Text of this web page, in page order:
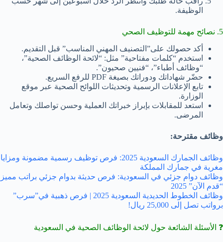
الوظيفة.
5. نصائح مهمة للتوظيف الصحي
أكد حصولك على”التصنيف المهني المناسب” قبل التقديم.
استخدم “كلمات مفتاحية” مثل: “لائحة الوظائف الصحية”،
“وظائف أطباء”، “فنيين صحيون”.
حضّر شهاداتك ودوراتك بصيغة PDF للرفع السريع.
تابع الإعلانات الرسمية وتحديثات اللوائح الصحية عبر موقع
الوزارة.
استعد للمقابلات بإبراز خبراتك العملية وحسن تواصلك وتعامل
المرضى.
وظائف مقترحة:
وظائف الجمارك السعودية 2025: فرص توظيف رسمية مضمونة ومزايا
مغرية في جمارك المملكة
وظائف دوام جزئي في السعودية: فرص حديثة بدوام جزئي براتب مميز
“قدم الآن” 2025
وظائف الخطوط الحديدية السعودية 2025 | فرص ذهبية في”سرب”
برواتب تصل إلى 25,000 ريال!
❓ الأسئلة الشائعة حول لائحة الوظائف الصحية في السعودية